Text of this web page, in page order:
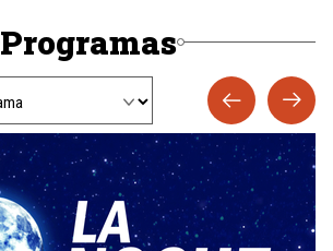
Programas